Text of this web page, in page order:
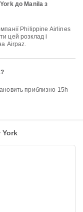
York до Manila з
цей розклад і
Airpaz.
York